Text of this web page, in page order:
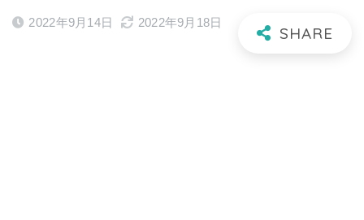
2022年9月14日 2022年9月18日